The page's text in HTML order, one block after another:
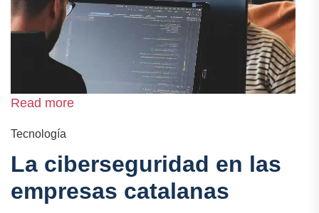
Read more
Tecnología
La ciberseguridad en las
empresas catalanas